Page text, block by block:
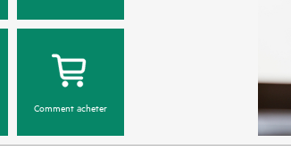
Comment acheter